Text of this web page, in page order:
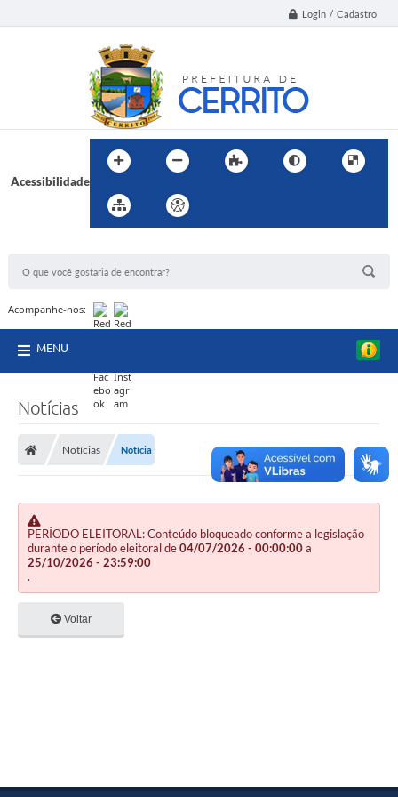
Login / Cadastro
Acessibilidade
Acompanhe-nos:
MENU
Notícias
Notícias Notícia
PERÍODO ELEITORAL: Conteúdo bloqueado conforme a legislação
durante o período eleitoral de04/07/2026 - 00:00:00a
25/10/2026 - 23:59:00
.
Voltar